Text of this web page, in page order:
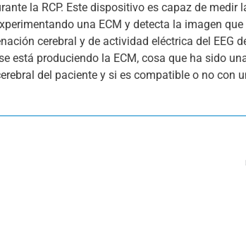
la RCP. Este dispositivo es capaz de medir
una ECM y detecta la imagen
cerebral y de actividad eléctrica del EEG
está produciendo la ECM, cosa que ha sido
del paciente y si es compatible o no con